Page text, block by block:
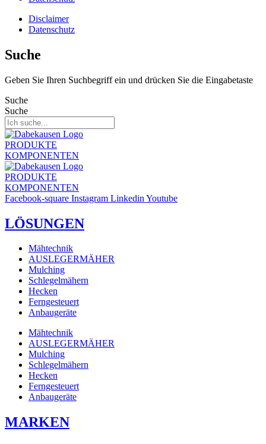
Disclaimer
Datenschutz
Suche
Geben Sie Ihren Suchbegriff ein und drücken Sie die Eingabetaste
Suche
Suche
PRODUKTE
KOMPONENTEN
PRODUKTE
KOMPONENTEN
Facebook-square Instagram Linkedin Youtube
LÖSUNGEN
Mähtechnik
AUSLEGERMÄHER
Mulching
Schlegelmähern
Hecken
Ferngesteuert
Anbaugeräte
Mähtechnik
AUSLEGERMÄHER
Mulching
Schlegelmähern
Hecken
Ferngesteuert
Anbaugeräte
MARKEN